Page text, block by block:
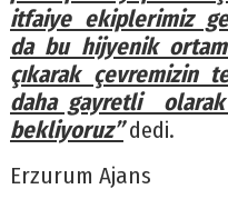
itfaiye ekiplerimiz
da bu hijyenik
çıkarak çevremizin
daha gayretli olarak
bekliyoruz”dedi.
Erzurum Ajans